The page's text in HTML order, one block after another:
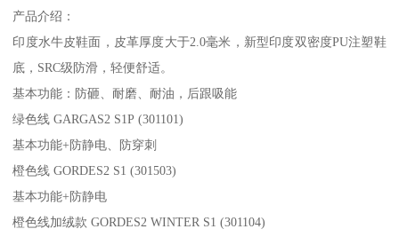
产品介绍：
印度水牛皮鞋面，皮革厚度大于2.0毫米，新型印度双密度PU注塑鞋
底，SRC级防滑，轻便舒适。
基本功能：防砸、耐磨、耐油，后跟吸能
绿色线 GARGAS2 S1P (301101)
基本功能+防静电、防穿刺
橙色线 GORDES2 S1 (301503)
基本功能+防静电
橙色线加绒款 GORDES2 WINTER S1 (301104)